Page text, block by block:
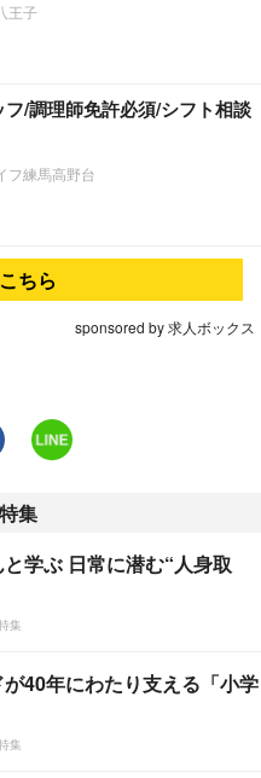
王子
フ/調理師免許必須/シフト相談
フ練馬高野台
ちら
sponsored by 求人ボックス
集
学ぶ 日常に潜む“人身取
集
40年にわたり支える「小学
集